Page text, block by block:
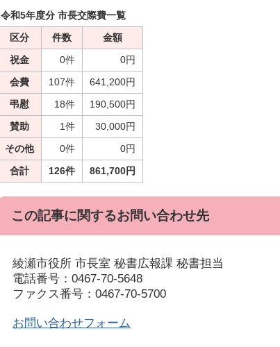
令和5年度分 市長交際費一覧
区分
件数
金額
祝金
0件
0円
会費
107件
641,200円
弔慰
18件
190,500円
賛助
1件
30,000円
その他
0件
0円
合計
126件 861,700円
この記事に関するお問い合わせ先
綾瀬市役所 市長室 秘書広報課 秘書担当
電話番号：0467-70-5648
ファクス番号：0467-70-5700
お問い合わせフォーム